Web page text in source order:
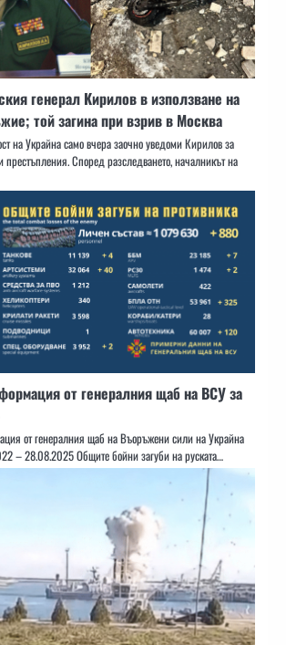
генерал Кирилов в използване на
той загина при взрив в Москва
на Украйна само вчера заочно уведоми Кирилов за
престъпления. Според разследването, началникът на
от генералния щаб на ВСУ за
от генералния щаб на Въоръжени сили на Украйна
– 28.08.2025 Общите бойни загуби на руската…